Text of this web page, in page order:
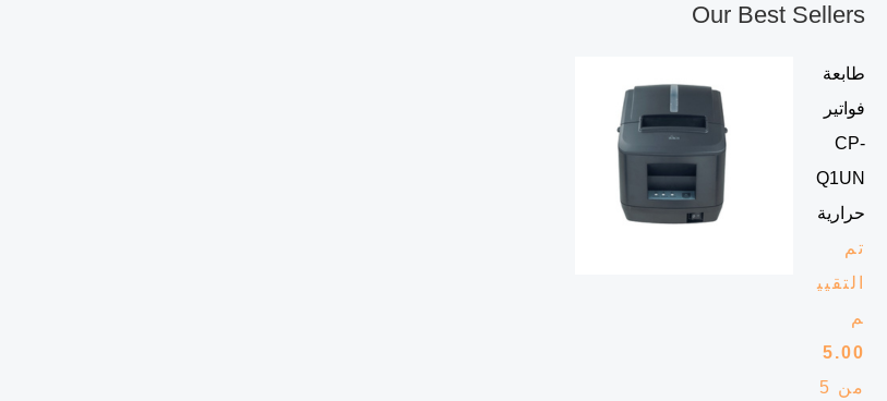
Our Best Sellers
طابعة
فواتير
CP-
Q1UN
حرارية
تم
التقيي
م
5.00
من 5